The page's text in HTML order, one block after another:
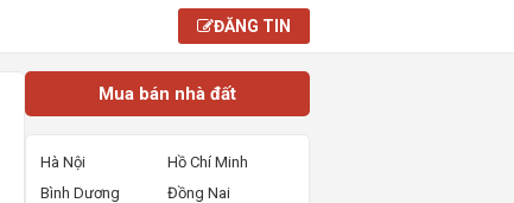
ĐĂNG TIN
Mua bán nhà đất
Hà Nội
Hồ Chí Minh
Bình Dương
Đồng Nai